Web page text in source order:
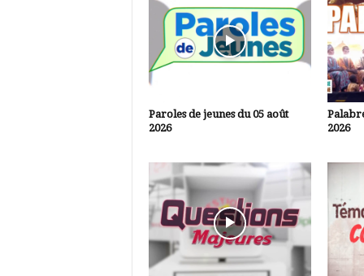
Paroles de jeunes du 05 août
2026
2026